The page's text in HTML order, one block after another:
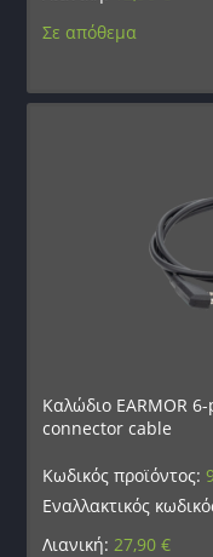
Σε απόθεμα
Καλώδιο EARMOR
connector cable
Κωδικός προϊόντος:
Εναλλακτικός
Λιανική: 27,90€